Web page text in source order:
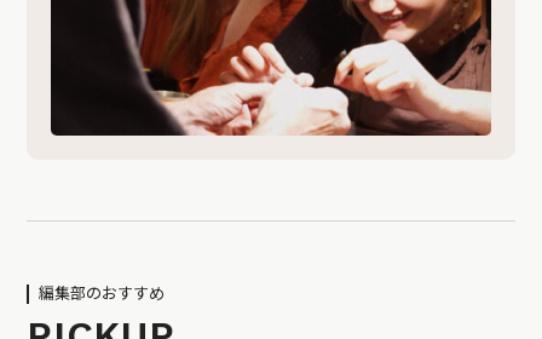
編集部のおすすめ